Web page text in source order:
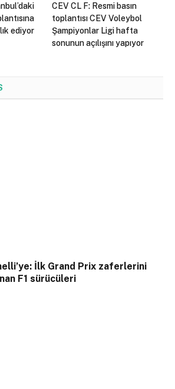
ediyor
CEV CL F: Resmi basın
toplantısı CEV Voleybol
Şampiyonlar Ligi hafta
sonunun açılışını yapıyor
İlk Grand Prix zaferlerini
F1 sürücüleri